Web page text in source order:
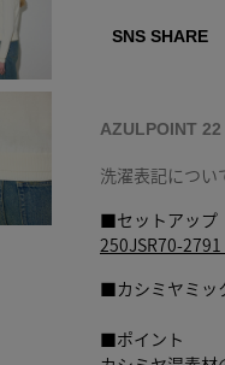
SNS SHARE
AZULPOINT 22
洗濯表記につい
■セットアップ
250JSR70-
■カシミヤミッ
■ポイント